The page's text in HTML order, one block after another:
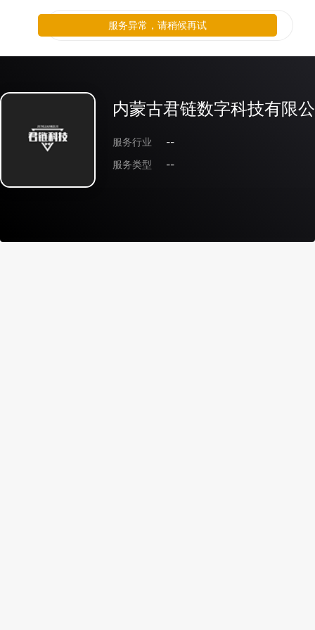
内蒙古君链数字科技有限
服务行业
--
服务类型
--
服务异常，请稍候再试